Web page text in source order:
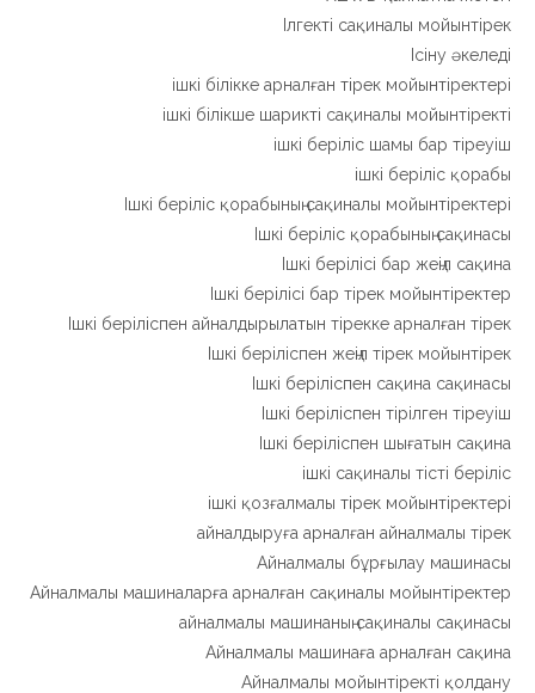
Ілгекті сақиналы мойынтірек
Ісіну әкеледі
ішкі білікке арналған тірек мойынтіректері
ішкі білікше шарикті сақиналы мойынтіректі
ішкі беріліс шамы бар тіреуіш
ішкі беріліс қорабы
Ішкі беріліс қорабының сақиналы мойынтіректері
Ішкі беріліс қорабының сақинасы
Ішкі берілісі бар жеңіл сақина
Ішкі берілісі бар тірек мойынтіректер
Ішкі беріліспен айналдырылатын тірекке арналған тірек
Ішкі беріліспен жеңіл тірек мойынтірек
Ішкі беріліспен сақина сақинасы
Ішкі беріліспен тірілген тіреуіш
Ішкі беріліспен шығатын сақина
ішкі сақиналы тісті беріліс
ішкі қозғалмалы тірек мойынтіректері
айналдыруға арналған айналмалы тірек
Айналмалы бұрғылау машинасы
Айналмалы машиналарға арналған сақиналы мойынтіректер
айналмалы машинаның сақиналы сақинасы
Айналмалы машинаға арналған сақина
Айналмалы мойынтіректі қолдану